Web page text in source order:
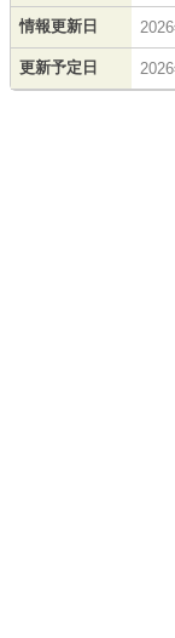
情報更新日
更新予定日